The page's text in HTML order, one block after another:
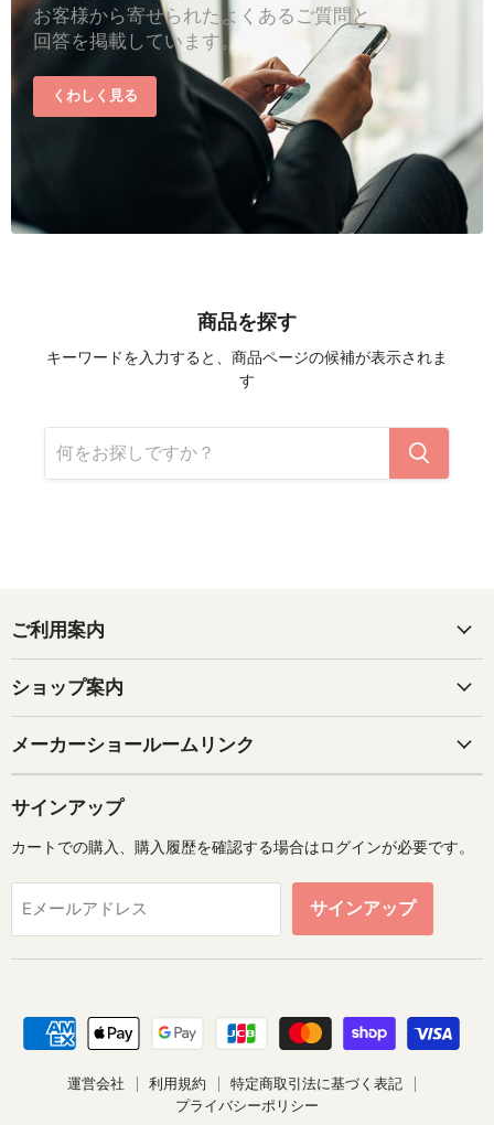
お客様から寄せられたよくあるご質問と
回答を掲載しています。
くわしく見る
商品を探す
キーワードを入力すると、商品ページの候補が表示されま
す
ご利用案内
ショップ案内
メーカーショールームリンク
サインアップ
カートでの購入、購入履歴を確認する場合はログインが必要です。
Eメールアドレス サインアップ
運営会社 利用規約
特定商取引法に基づく表記
プライバシーポリシー